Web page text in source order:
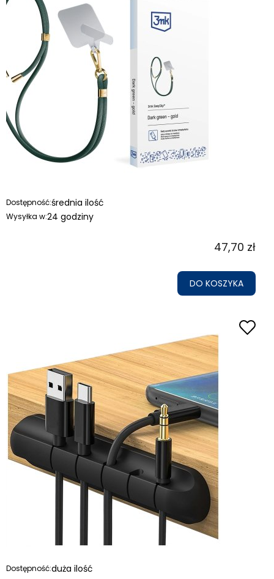
Dostępność:średnia ilość
Wysyłka w:24 godziny
47,70 zł
DO KOSZYKA
Dostępność:duża ilość